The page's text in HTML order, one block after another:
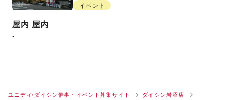
イベント
屋内 屋内
-
ユニディ/ダイシン催事・イベント募集サイト
ダイシン岩沼店